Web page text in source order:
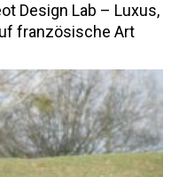
Design Lab – Luxus,
französische Art